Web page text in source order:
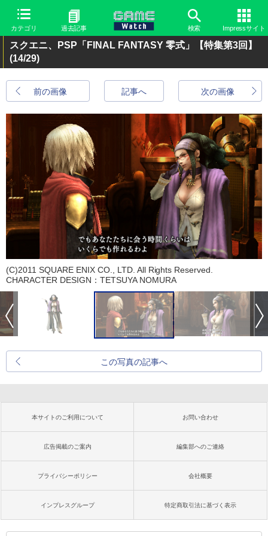
カテゴリ 過去記事 検索 Impressサイト
スクエニ、PSP「FINAL FANTASY 零式」【特集第3回】
(14/29)
前の画像 次の画像
記事へ
(C)2011 SQUARE ENIX CO., LTD. All Rights Reserved.
CHARACTER DESIGN：TETSUYA NOMURA
この写真の記事へ
本サイトのご利用について お問い合わせ
広告掲載のご案内 編集部へのご連絡
プライバシーポリシー 会社概要
インプレスグループ 特定商取引法に基づく表示